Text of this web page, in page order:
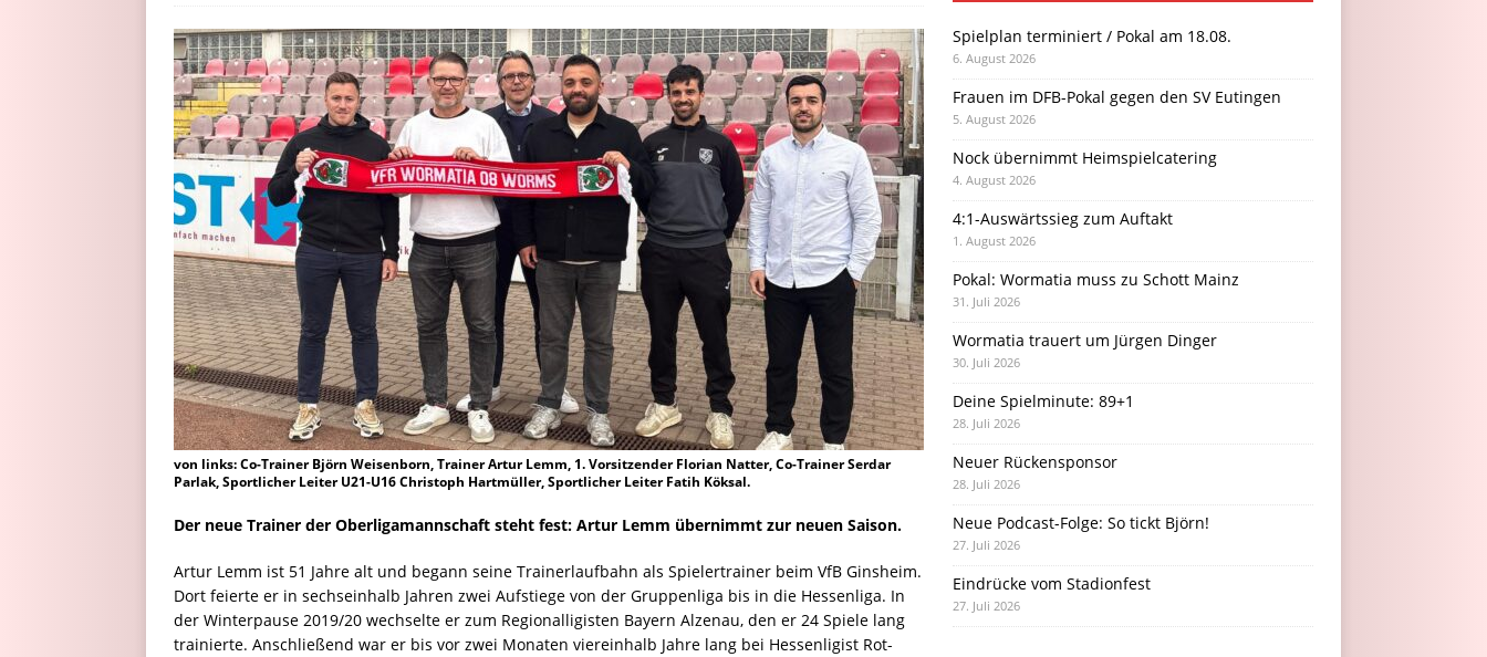
von links: Co-Trainer Björn Weisenborn, Trainer Artur Lemm, 1. Vorsitzender Florian Natter, Co-Trainer Serdar
Parlak, Sportlicher Leiter U21-U16 Christoph Hartmüller, Sportlicher Leiter Fatih Köksal.
Der neue Trainer der Oberligamannschaft steht fest: Artur Lemm übernimmt zur neuen Saison.
Artur Lemm ist 51 Jahre alt und begann seine Trainerlaufbahn als Spielertrainer beim VfB Ginsheim.
Dort feierte er in sechseinhalb Jahren zwei Aufstiege von der Gruppenliga bis in die Hessenliga. In
der Winterpause 2019/20 wechselte er zum Regionalligisten Bayern Alzenau, den er 24 Spiele lang
trainierte. Anschließend war er bis vor zwei Monaten viereinhalb Jahre lang bei Hessenligist Rot-
Spielplan terminiert / Pokal am 18.08.
6. August 2026
Frauen im DFB-Pokal gegen den SV Eutingen
5. August 2026
Nock übernimmt Heimspielcatering
4. August 2026
4:1-Auswärtssieg zum Auftakt
1. August 2026
Pokal: Wormatia muss zu Schott Mainz
31. Juli 2026
Wormatia trauert um Jürgen Dinger
30. Juli 2026
Deine Spielminute: 89+1
28. Juli 2026
Neuer Rückensponsor
28. Juli 2026
Neue Podcast-Folge: So tickt Björn!
27. Juli 2026
Eindrücke vom Stadionfest
27. Juli 2026